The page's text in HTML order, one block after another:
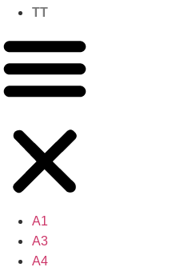
TT
A1
A3
A4